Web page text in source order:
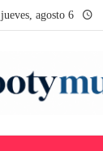
jueves, agosto 6